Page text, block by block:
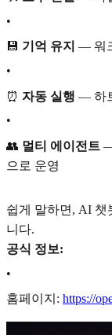
•
💾 기억 유지 — 워
•
⏰ 자동 실행 — 하
•
👥 멀티 에이전트
으로 운영
쉽게 말하면, AI 챗
니다.
공식 정보:
•
홈페이지: https://